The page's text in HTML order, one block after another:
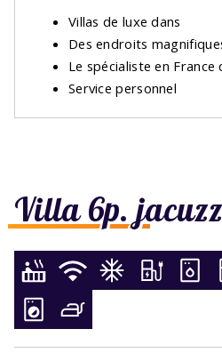
Villa 6p.
Villas de luxe dans
Des endroits
Le spécialiste en France
Service personnel